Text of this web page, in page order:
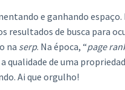
e ganhando espaço.
resultados de busca para
na serp. Na época, “page
qualidade de uma
Ai que orgulho!